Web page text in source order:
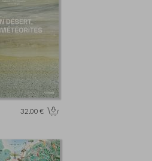
32.00 €